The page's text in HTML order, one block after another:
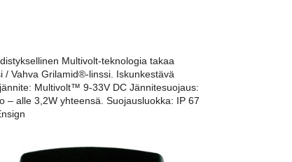
Multivolt-teknologia takaa
/ Vahva Grilamid®-linssi. Iskunkestävä
Multivolt™ 9-33V DC Jännitesuojaus:
– alle 3,2W yhteensä. Suojausluokka: IP 67